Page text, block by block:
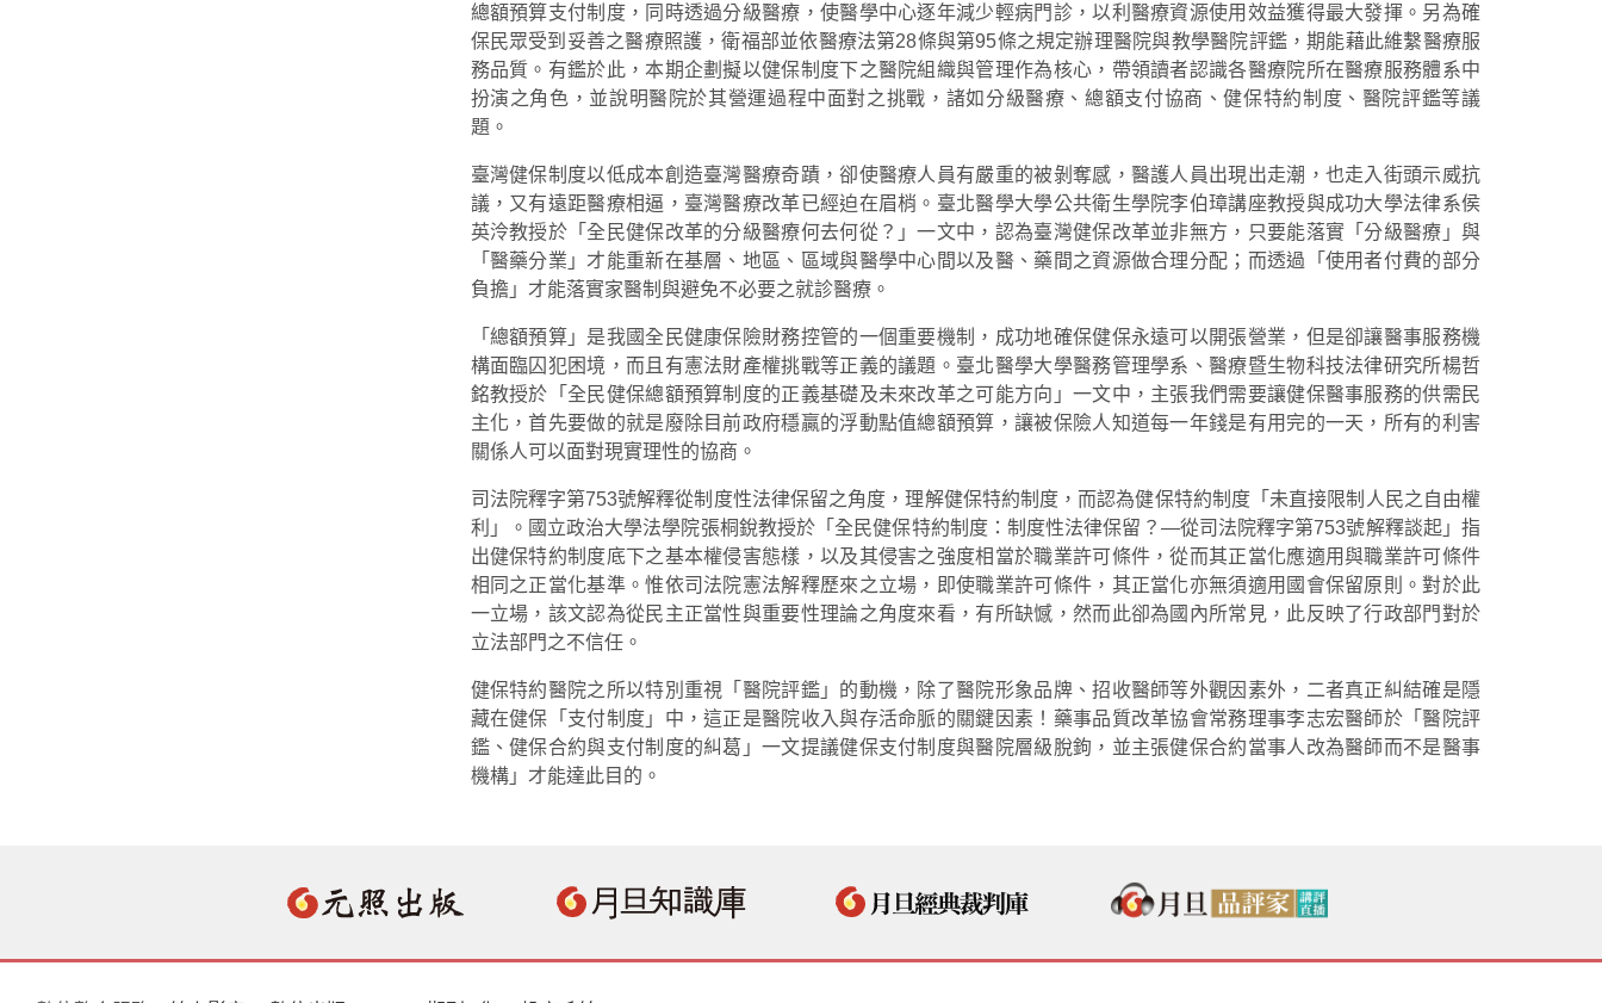
總額預算支付制度，同時透過分級醫療，使醫學中心逐年減少輕病門診，以利醫療資源使用效益獲得最大發揮。另為確
保民眾受到妥善之醫療照護，衛福部並依醫療法第28條與第95條之規定辦理醫院與教學醫院評鑑，期能藉此維繫醫療服
務品質。有鑑於此，本期企劃擬以健保制度下之醫院組織與管理作為核心，帶領讀者認識各醫療院所在醫療服務體系中
扮演之角色，並說明醫院於其營運過程中面對之挑戰，諸如分級醫療、總額支付協商、健保特約制度、醫院評鑑等議
題。
臺灣健保制度以低成本創造臺灣醫療奇蹟，卻使醫療人員有嚴重的被剝奪感，醫護人員出現出走潮，也走入街頭示威抗
議，又有遠距醫療相逼，臺灣醫療改革已經迫在眉梢。臺北醫學大學公共衛生學院李伯璋講座教授與成功大學法律系侯
英泠教授於「全民健保改革的分級醫療何去何從？」一文中，認為臺灣健保改革並非無方，只要能落實「分級醫療」與
「醫藥分業」才能重新在基層、地區、區域與醫學中心間以及醫、藥間之資源做合理分配；而透過「使用者付費的部分
負擔」才能落實家醫制與避免不必要之就診醫療。
「總額預算」是我國全民健康保險財務控管的一個重要機制，成功地確保健保永遠可以開張營業，但是卻讓醫事服務機
構面臨囚犯困境，而且有憲法財產權挑戰等正義的議題。臺北醫學大學醫務管理學系、醫療暨生物科技法律研究所楊哲
銘教授於「全民健保總額預算制度的正義基礎及未來改革之可能方向」一文中，主張我們需要讓健保醫事服務的供需民
主化，首先要做的就是廢除目前政府穩贏的浮動點值總額預算，讓被保險人知道每一年錢是有用完的一天，所有的利害
關係人可以面對現實理性的協商。
司法院釋字第753號解釋從制度性法律保留之角度，理解健保特約制度，而認為健保特約制度「未直接限制人民之自由權
利」。國立政治大學法學院張桐銳教授於「全民健保特約制度：制度性法律保留？—從司法院釋字第753號解釋談起」指
出健保特約制度底下之基本權侵害態樣，以及其侵害之強度相當於職業許可條件，從而其正當化應適用與職業許可條件
相同之正當化基準。惟依司法院憲法解釋歷來之立場，即使職業許可條件，其正當化亦無須適用國會保留原則。對於此
一立場，該文認為從民主正當性與重要性理論之角度來看，有所缺憾，然而此卻為國內所常見，此反映了行政部門對於
立法部門之不信任。
健保特約醫院之所以特別重視「醫院評鑑」的動機，除了醫院形象品牌、招收醫師等外觀因素外，二者真正糾結確是隱
藏在健保「支付制度」中，這正是醫院收入與存活命脈的關鍵因素！藥事品質改革協會常務理事李志宏醫師於「醫院評
鑑、健保合約與支付制度的糾葛」一文提議健保支付制度與醫院層級脫鉤，並主張健保合約當事人改為醫師而不是醫事
機構」才能達此目的。